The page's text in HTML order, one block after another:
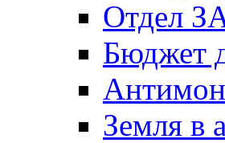
Отдел
Бюджет
Земля в